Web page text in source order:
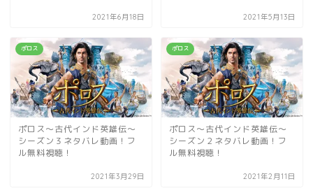
2021年6月18日 2021年5月13日
ポロス
ポロス～古代インド英雄伝～
シーズン３ネタバレ動画！フ
ル無料視聴！
2021年3月29日
ポロス
ポロス～古代インド英雄伝～
シーズン２ネタバレ動画！フ
ル無料視聴！
2021年2月11日